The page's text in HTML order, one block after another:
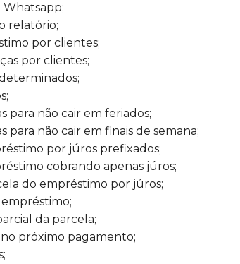
relatório;
por clientes;
por clientes;
para não cair em feriados;
para não cair em finais de semana;
por júros prefixados;
cobrando apenas júros;
do empréstimo por júros;
da parcela;
próximo pagamento;